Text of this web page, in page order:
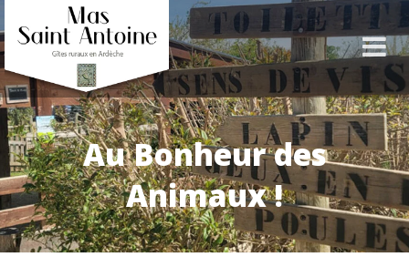
Au Bonheur des
Animaux !